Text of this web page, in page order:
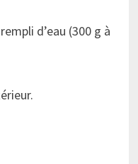
d’eau (300 g à